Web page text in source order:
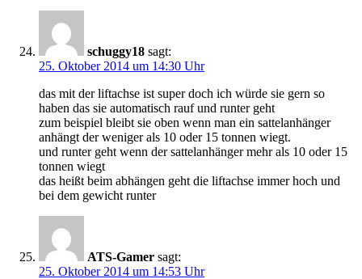
schuggy18 sagt:
25. Oktober 2014 um 14:30 Uhr
das mit der liftachse ist super doch ich würde sie gern so
haben das sie automatisch rauf und runter geht
zum beispiel bleibt sie oben wenn man ein sattelanhänger
anhängt der weniger als 10 oder 15 tonnen wiegt.
und runter geht wenn der sattelanhänger mehr als 10 oder 15
tonnen wiegt
das heißt beim abhängen geht die liftachse immer hoch und
bei dem gewicht runter
ATS-Gamer sagt:
25. Oktober 2014 um 14:53 Uhr